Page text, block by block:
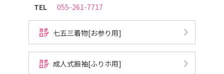
TEL 055-261-7717
七五三着物[お参り用]
成人式振袖[ふりホ用]